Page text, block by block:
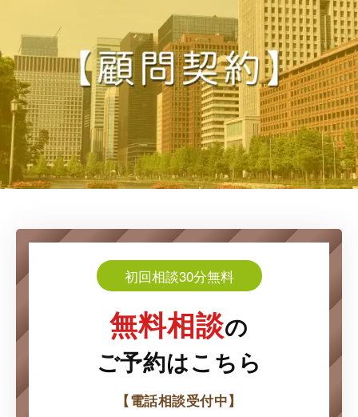
初回相談30分無料
無料相談の
ご予約はこちら
【電話相談受付中】